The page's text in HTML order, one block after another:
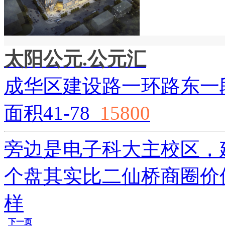
太阳公元.公元汇
成华区建设路一环路东一
面积41-78 15800
旁边是电子科大主校区
个盘其实比二仙桥商圈
样
下一页